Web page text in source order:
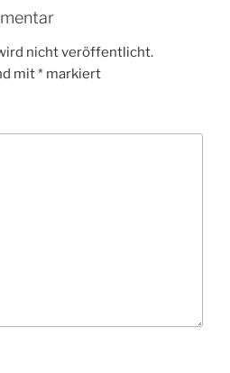
nicht veröffentlicht.
mit* markiert